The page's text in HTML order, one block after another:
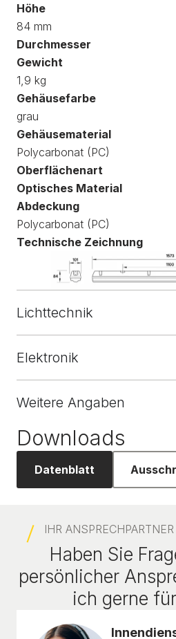
Höhe
84 mm
Durchmesser
Gewicht
1,9 kg
Gehäusefarbe
grau
Gehäusematerial
Polycarbonat (PC)
Oberflächenart
Optisches Material
Abdeckung
Polycarbonat (PC)
Technische Zeichnung
Lichttechnik
Elektronik
Weitere Angaben
Downloads
Datenblatt
IHR ANSPRECHPARTNER
Haben Sie
persönlicher
ich gerne